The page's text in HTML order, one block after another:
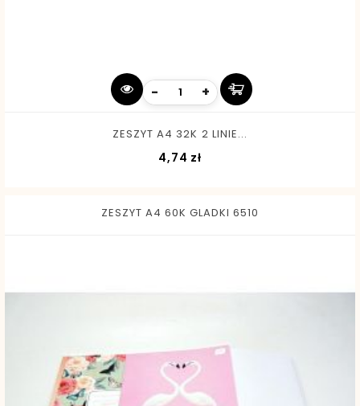
- +
ZESZYT A4 32K 2 LINIE...
4,74 zł
ZESZYT A4 60K GLADKI 6510